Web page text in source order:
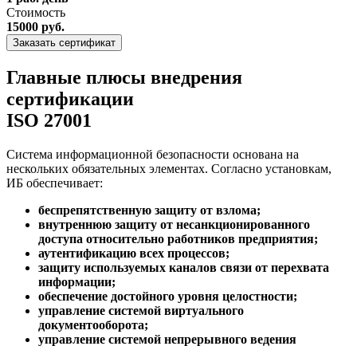
Стоимость
15000 руб.
Заказать сертификат
Главные плюсы внедрения
сертификации
ISO 27001
Система информационной безопасности основана на
нескольких обязательных элементах. Согласно установкам,
ИБ обеспечивает:
беспрепятственную защиту от взлома;
внутреннюю защиту от несанкционированного
доступа относительно работников предприятия;
аутентификацию всех процессов;
защиту используемых каналов связи от перехвата
информации;
обеспечение достойного уровня целостности;
управление системой виртуального
документооборота;
управление системой непрерывного ведения